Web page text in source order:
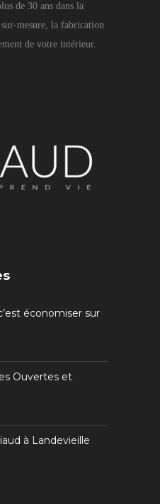
de 30 ans dans la
mesure, la fabrication
de votre intérieur.
économiser sur
Ouvertes et
à Landevieille